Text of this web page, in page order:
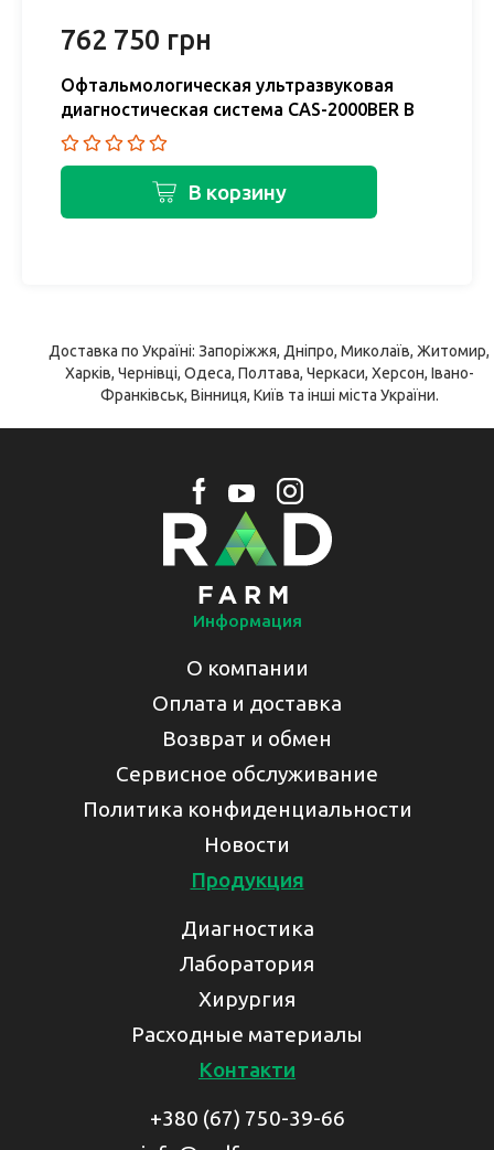
762 750 грн
Офтальмологическая ультразвуковая
диагностическая система CAS-2000BER B
В корзину
Доставка по Україні: Запоріжжя, Дніпро, Миколаїв, Житомир,
Харків, Чернівці, Одеса, Полтава, Черкаси, Херсон, Івано-
Франківськ, Вінниця, Київ та інші міста України.
Информация
О компании
Оплата и доставка
Возврат и обмен
Сервисное обслуживание
Политика конфиденциальности
Новости
Продукция
Диагностика
Лаборатория
Хирургия
Расходные материалы
Контакти
+380 (67) 750-39-66